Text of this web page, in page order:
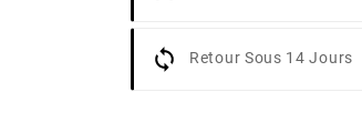
Retour Sous 14 Jours